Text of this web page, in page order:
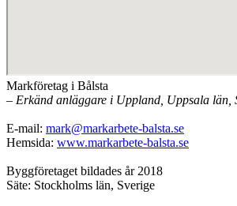
Markföretag i Bålsta
– Erkänd anläggare i Uppland, Uppsala län,
E-mail: mark@markarbete-balsta.se
Hemsida: www.markarbete-balsta.se
Byggföretaget bildades år 2018
Säte: Stockholms län, Sverige